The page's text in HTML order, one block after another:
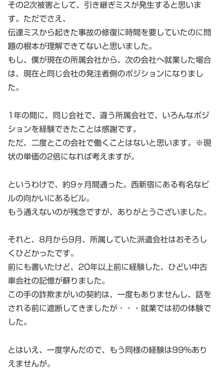
その2次被害として、引き継ぎミスが発生すると思いま
す。ただでさえ、
伝達ミスから起きた事故の修復に時間を要していたのに問
題の根本が理解できてないと思いました。
もし、僕が現在の所属会社から、次の会社へ就業した場合
は、現在と同じ会社の発注者側のポジションになりまし
た。
1年の間に、同じ会社で、違う所属会社で、いろんなポジ
ションを経験できたことは感謝です。
ただ、二度とこの会社で働くことはないと思います。※現
状の単価の2倍になれば考えますが。
というわけで、約9ヶ月間通った。西新宿にある有名なビ
ルの向かいにあるビル。
もう通えないのが残念ですが、ありがとうございました。
それと、8月から9月、所属していた派遣会社はおそろし
くひどかったです。
前にも書いたけど、20年以上前に経験した、ひどい中古
車会社の記憶が蘇りました。
この手の詐欺まがいの契約は、一度もありませんし、話を
される前に遮断してきましたが・・・就業では初の体験で
した。
とはいえ、一度学んだので、もう同様の経験は99％あり
えませんが。